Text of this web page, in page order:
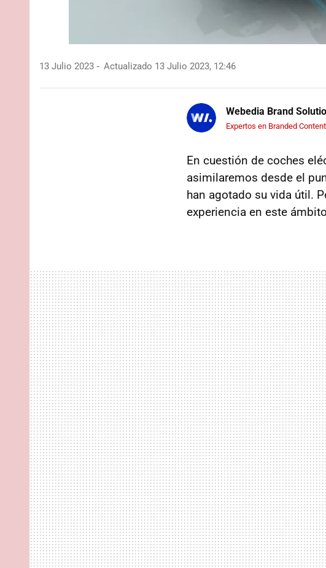
13 Julio 2023 Actualizado 13 Julio 2023, 12:46
Webedia Brand
Expertos en Branded Content
En cuestión de coches
asimilaremos desde el
han agotado su vida útil.
experiencia en este